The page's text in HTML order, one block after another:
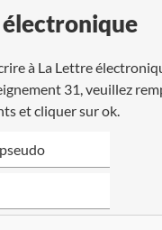
à La Lettre
31, veuillez
et cliquer sur ok.